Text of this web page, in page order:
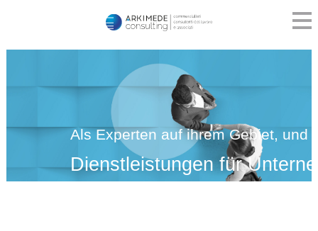
Als Experten auf ihrem Gebiet, und
Dienstleistungen für